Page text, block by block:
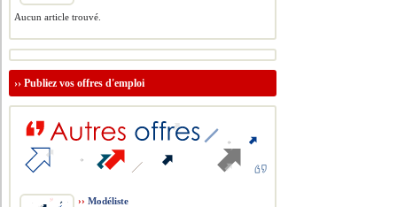
Aucun article trouvé.
››Publiez vos offres d'emploi
›› Modéliste